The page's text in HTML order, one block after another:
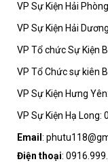
VP Sự Kiện Hải
VP Sự Kiện Hải
VP Tổ chức Sự Kiện
VP Tổ Chức sự kiên
VP Sự Kiện Hưng
VP Sự Kiện Hạ Long:
Email :
Điện thoại: